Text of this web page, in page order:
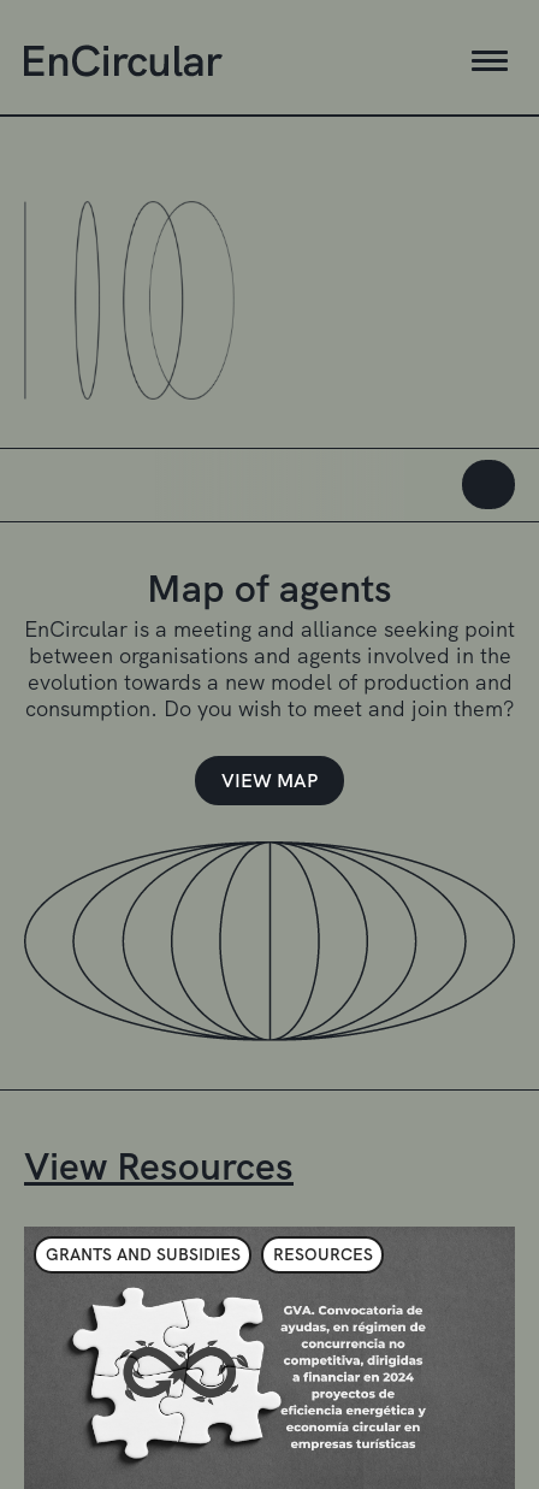
Map of agents
EnCircular is a meeting and alliance seeking point
between organisations and agents involved in the
evolution towards a new model of production and
consumption. Do you wish to meet and join them?
VIEW MAP
View Resources
GRANTS AND SUBSIDIES RESOURCES